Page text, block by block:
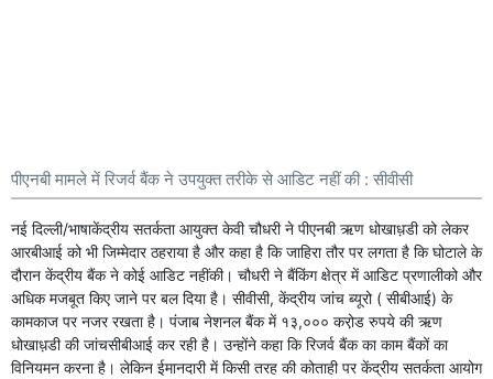
पीएनबी मामले में रिजर्व बैंक ने उपयुक्त तरीके से आडिट नहीं की : सीवीसी
नई दिल्ली/भाषाकेंद्रीय सतर्कता आयुक्त केवी चौधरी ने पीएनबी ऋण धोखाध़डी को लेकर
आरबीआई को भी जिम्मेदार ठहराया है और कहा है कि जाहिरा तौर पर लगता है कि घोटाले के
दौरान केंद्रीय बैंक ने कोई आडिट नहींकी। चौधरी ने बैंकिंग क्षेत्र में आडिट प्रणालीको और
अधिक मजबूत किए जाने पर बल दिया है। सीवीसी, केंद्रीय जांच ब्यूरो ( सीबीआई) के
कामकाज पर नजर रखता है। पंजाब नेशनल बैंक में १३,००० करो़ड रुपये की ऋण
धोखाध़डी की जांचसीबीआई कर रही है। उन्होंने कहा कि रिजर्व बैंक का काम बैंकों का
विनियमन करना है। लेकिन ईमानदारी में किसी तरह की कोताही पर केंद्रीय सतर्कता आयोग